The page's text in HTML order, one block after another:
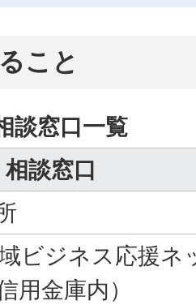
こと
談窓口一覧
相談窓口
ビジネス応援ネ
用金庫内）